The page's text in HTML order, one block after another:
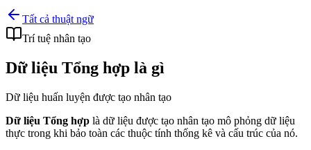
Tất cả thuật ngữ
Trí tuệ nhân tạo
Dữ liệu Tổng hợp là gì
Dữ liệu huấn luyện được tạo nhân tạo
Dữ liệu Tổng hợp là dữ liệu được tạo nhân tạo mô phỏng dữ liệu
thực trong khi bảo toàn các thuộc tính thống kê và cấu trúc của nó.